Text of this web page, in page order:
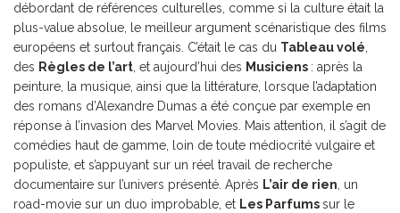
débordant de références culturelles, comme si la culture était la
plus-value absolue, le meilleur argument scénaristique des films
européens et surtout français. C’était le cas du Tableau volé,
des Règles de l’art, et aujourd’hui des Musiciens : après la
peinture, la musique, ainsi que la littérature, lorsque l’adaptation
des romans d’Alexandre Dumas a été conçue par exemple en
réponse à l’invasion des Marvel Movies. Mais attention, il s’agit de
comédies haut de gamme, loin de toute médiocrité vulgaire et
populiste, et s’appuyant sur un réel travail de recherche
documentaire sur l’univers présenté. Après L’air de rien, un
road-movie sur un duo improbable, et Les Parfumssur le